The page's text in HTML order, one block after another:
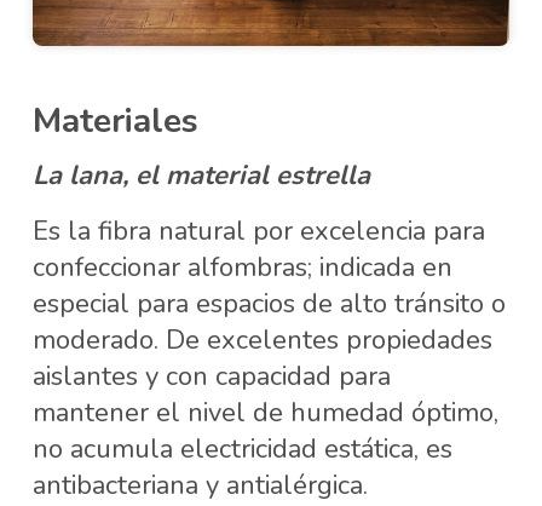
Materiales
La lana, el material estrella
Es la fibra natural por excelencia para
confeccionar alfombras; indicada en
especial para espacios de alto tránsito o
moderado. De excelentes propiedades
aislantes y con capacidad para
mantener el nivel de humedad óptimo,
no acumula electricidad estática, es
antibacteriana y antialérgica.